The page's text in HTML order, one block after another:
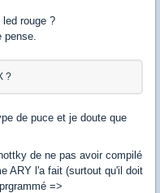
rouge ?
pense.
?
de puce et je doute que
de ne pas avoir compilé
ARY l'a fait (surtout qu'il doit
=>